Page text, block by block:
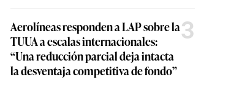
Aerolíneas responden a LAP sobre la
TUUA a escalas internacionales:
“Una reducción parcial deja intacta
la desventaja competitiva de fondo”
3